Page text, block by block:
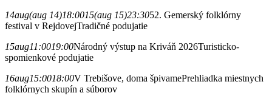
14aug(aug 14)18:0015(aug 15)23:3052. Gemerský folklórny
festival v RejdovejTradičné podujatie
15aug11:0019:00Národný výstup na Kriváň 2026Turisticko-
spomienkové podujatie
16aug15:0018:00V Trebišove, doma špivamePrehliadka miestnych
folklórnych skupín a súborov